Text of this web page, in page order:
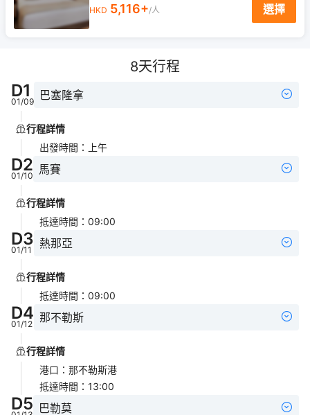
HKD 5,116+/人 選擇
8天行程
D1
01/09 巴塞隆拿
行程詳情
出發時間 ： 上午
D2
01/10 馬賽
行程詳情
抵達時間 ： 09:00
D3
01/11 熱那亞
行程詳情
抵達時間 ： 09:00
D4
01/12 那不勒斯
行程詳情
港口 ： 那不勒斯港
抵達時間 ： 13:00
D5 巴勒莫